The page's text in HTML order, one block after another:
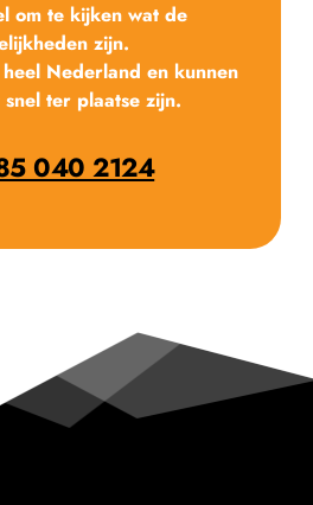
om te kijken wat de
zijn.
Nederland en kunnen
ter plaatse zijn.
040 2124